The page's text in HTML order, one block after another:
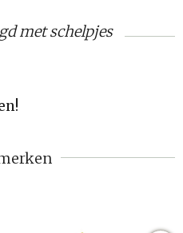
met schelpjes